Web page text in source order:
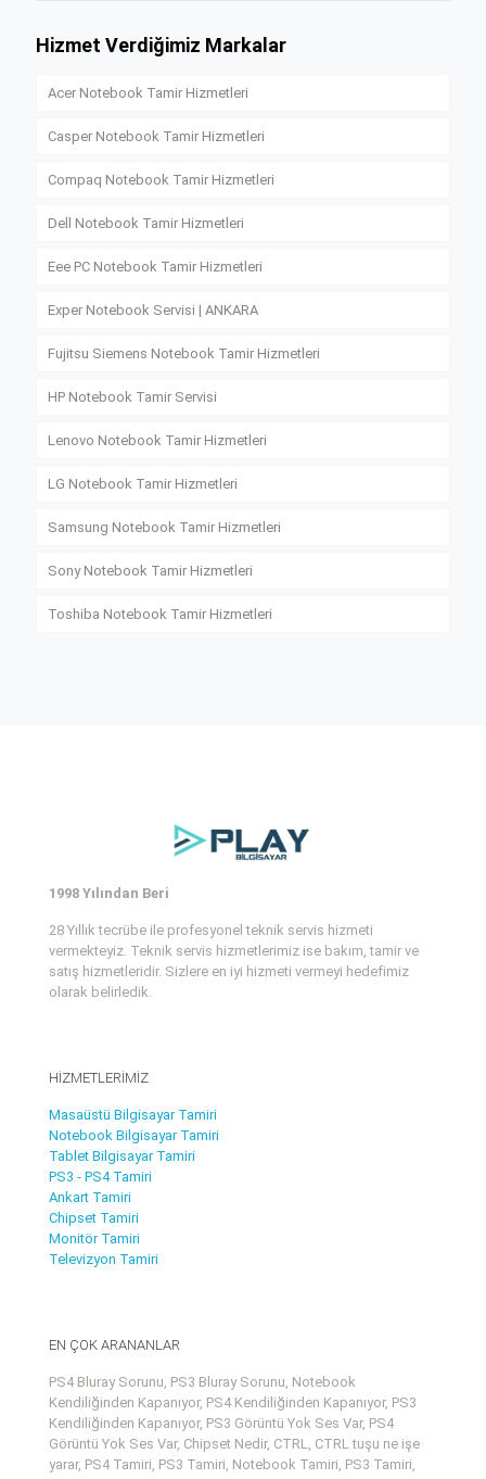
Hizmet Verdiğimiz Markalar
Acer Notebook Tamir Hizmetleri
Casper Notebook Tamir Hizmetleri
Compaq Notebook Tamir Hizmetleri
Dell Notebook Tamir Hizmetleri
Eee PC Notebook Tamir Hizmetleri
Exper Notebook Servisi | ANKARA
Fujitsu Siemens Notebook Tamir Hizmetleri
HP Notebook Tamir Servisi
Lenovo Notebook Tamir Hizmetleri
LG Notebook Tamir Hizmetleri
Samsung Notebook Tamir Hizmetleri
Sony Notebook Tamir Hizmetleri
Toshiba Notebook Tamir Hizmetleri
1998 Yılından Beri
28 Yıllık tecrübe ile profesyonel teknik servis hizmeti
vermekteyiz. Teknik servis hizmetlerimiz ise bakım, tamir ve
satış hizmetleridir. Sizlere en iyi hizmeti vermeyi hedefimiz
olarak belirledik.
HİZMETLERİMİZ
Masaüstü Bilgisayar Tamiri
Notebook Bilgisayar Tamiri
Tablet Bilgisayar Tamiri
PS3 - PS4 Tamiri
Ankart Tamiri
Chipset Tamiri
Monitör Tamiri
Televizyon Tamiri
EN ÇOK ARANANLAR
PS4 Bluray Sorunu, PS3 Bluray Sorunu, Notebook
Kendiliğinden Kapanıyor, PS4 Kendiliğinden Kapanıyor, PS3
Kendiliğinden Kapanıyor, PS3 Görüntü Yok Ses Var, PS4
Görüntü Yok Ses Var, Chipset Nedir, CTRL, CTRL tuşu ne işe
yarar, PS4 Tamiri, PS3 Tamiri, Notebook Tamiri, PS3 Tamiri,